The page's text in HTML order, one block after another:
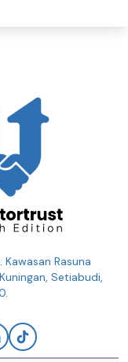
Rasuna
Setiabudi,